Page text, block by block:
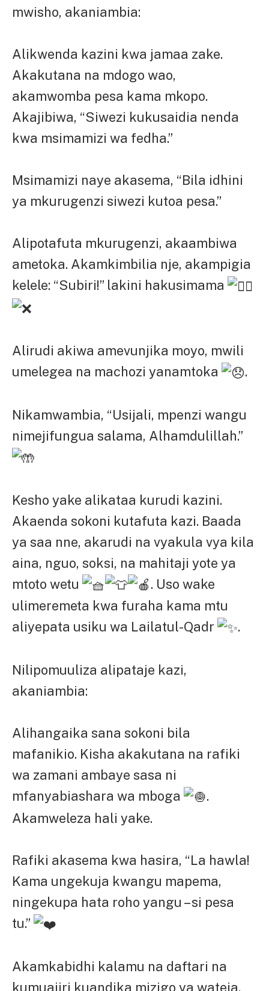
mwisho, akaniambia:
Alikwenda kazini kwa jamaa zake.
Akakutana na mdogo wao,
akamwomba pesa kama mkopo.
Akajibiwa, “Siwezi kukusaidia nenda
kwa msimamizi wa fedha.”
Msimamizi naye akasema, “Bila idhini
ya mkurugenzi siwezi kutoa pesa.”
Alipotafuta mkurugenzi, akaambiwa
ametoka. Akamkimbilia nje, akampigia
kelele: “Subiri!” lakini hakusimama
Alirudi akiwa amevunjika moyo, mwili
umelegea na machozi yanamtoka
.
Nikamwambia, “Usijali, mpenzi wangu
nimejifungua salama, Alhamdulillah.”
Kesho yake alikataa kurudi kazini.
Akaenda sokoni kutafuta kazi. Baada
ya saa nne, akarudi na vyakula vya kila
aina, nguo, soksi, na mahitaji yote ya
mtoto wetu
. Uso wake
ulimeremeta kwa furaha kama mtu
aliyepata usiku wa Lailatul-Qadr
.
Nilipomuuliza alipataje kazi,
akaniambia:
Alihangaika sana sokoni bila
mafanikio. Kisha akakutana na rafiki
wa zamani ambaye sasa ni
mfanyabiashara wa mboga
.
Akamweleza hali yake.
Rafiki akasema kwa hasira, “La hawla!
Kama ungekuja kwangu mapema,
ningekupa hata roho yangu – si pesa
tu.”
Akamkabidhi kalamu na daftari na
kumuajiri kuandika mizigo ya wateja.